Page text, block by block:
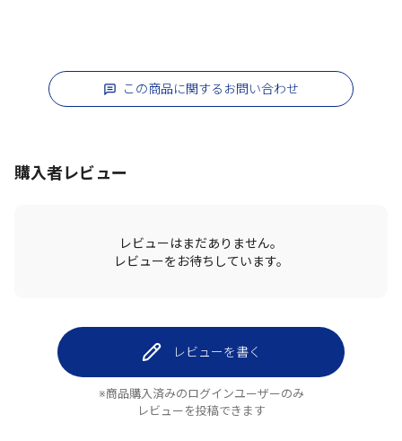
この商品に関するお問い合わせ
購入者レビュー
レビューはまだありません。
レビューをお待ちしています。
レビューを書く
※商品購入済みのログインユーザーのみ
レビューを投稿できます